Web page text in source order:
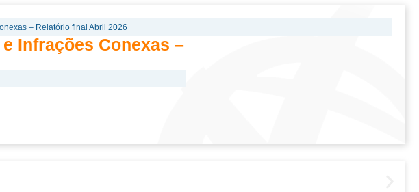
– Relatório final Abril 2026
Infrações Conexas –